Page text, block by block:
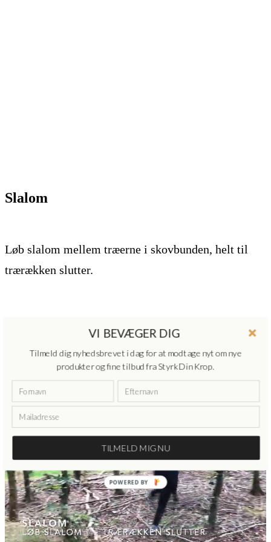
Slalom
Løb slalom mellem træerne i skovbunden, helt til
trærækken slutter.
VI BEVÆGER DIG
Tilmeld dig nyhedsbrevet i dag for at modtage nyt om nye
produkter og fine tilbud fra Styrk Din Krop.
TILMELD MIG NU
POWERED BY